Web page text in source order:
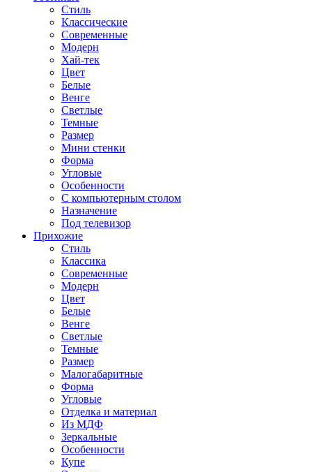
Стиль
Классические
Современные
Модерн
Хай-тек
Цвет
Белые
Венге
Светлые
Темные
Размер
Мини стенки
Форма
Угловые
Особенности
С компьютерным столом
Назначение
Под телевизор
Прихожие
Стиль
Классика
Современные
Модерн
Цвет
Белые
Венге
Светлые
Темные
Размер
Малогабаритные
Форма
Угловые
Отделка и материал
Из МДФ
Зеркальные
Особенности
Купе